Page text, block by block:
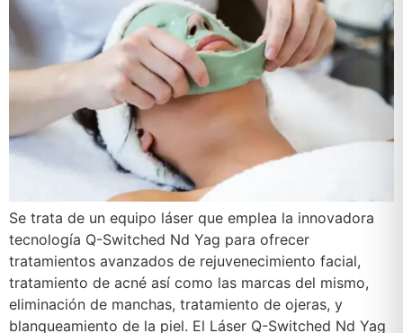
Se trata de un equipo láser que emplea la innovadora
tecnología Q-Switched Nd Yag para ofrecer
tratamientos avanzados de rejuvenecimiento facial,
tratamiento de acné así como las marcas del mismo,
eliminación de manchas, tratamiento de ojeras, y
blanqueamiento de la piel. El Láser Q-Switched Nd Yag